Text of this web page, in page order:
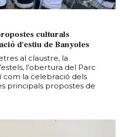
culturals
d'estiu de Banyoles
al claustre, la
l’obertura del Parc
com la celebració dels
principals propostes de